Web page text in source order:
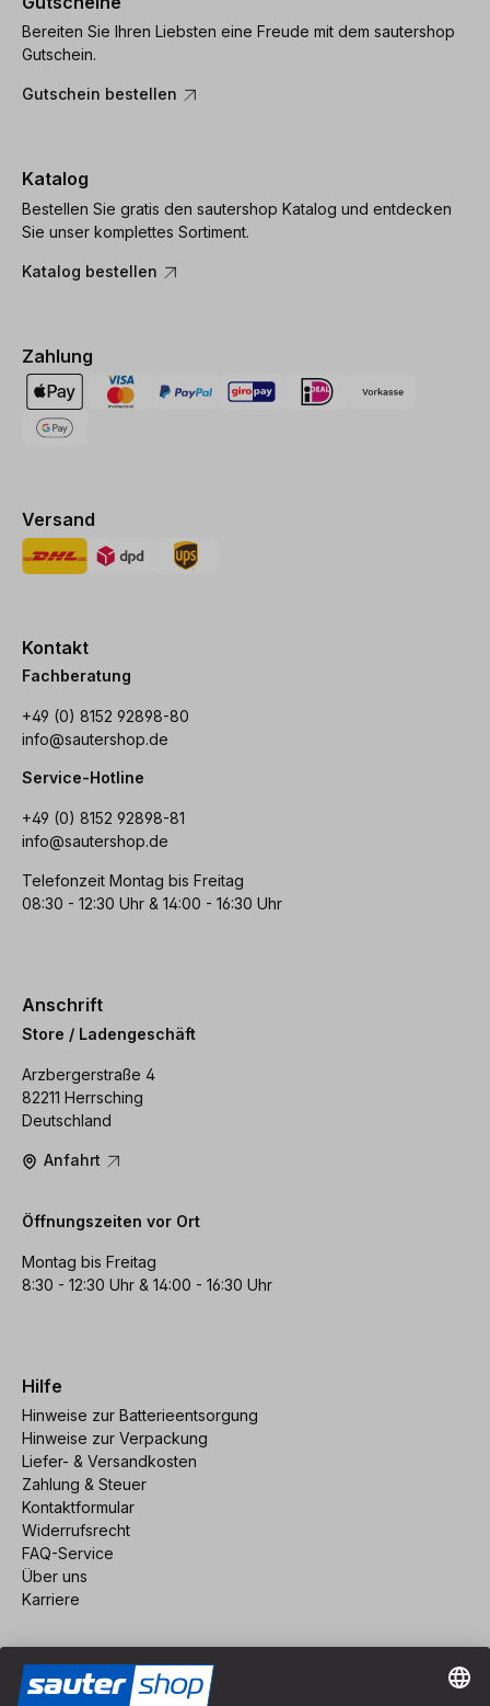
Bereiten Sie Ihren Liebsten eine Freude mit dem sautershop
Gutschein.
Gutschein bestellen
Katalog
Bestellen Sie gratis den sautershop Katalog und entdecken
Sie unser komplettes Sortiment.
Katalog bestellen
Zahlung
Versand
Kontakt
Fachberatung
+49 (0) 8152 92898-80
info@sautershop.de
Service-Hotline
+49 (0) 8152 92898-81
info@sautershop.de
Telefonzeit Montag bis Freitag
08:30 - 12:30 Uhr & 14:00 - 16:30 Uhr
Anschrift
Store / Ladengeschäft
Arzbergerstraße 4
82211 Herrsching
Deutschland
Anfahrt
Öffnungszeiten vor Ort
Montag bis Freitag
8:30 - 12:30 Uhr & 14:00 - 16:30 Uhr
Hilfe
Hinweise zur Batterieentsorgung
Hinweise zur Verpackung
Liefer- & Versandkosten
Zahlung & Steuer
Kontaktformular
Widerrufsrecht
FAQ-Service
Über uns
Karriere